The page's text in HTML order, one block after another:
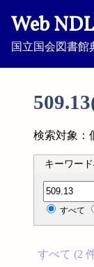
Web
国立国会図書館
検索対象：
キーワー
分類記号
すべて
すべて (2